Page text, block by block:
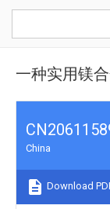
一种实用镁
China
Download